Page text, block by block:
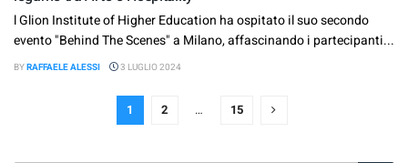
l Glion Institute of Higher Education ha ospitato il suo secondo
evento "Behind The Scenes" a Milano, affascinando i partecipanti...
BYRAFFAELE ALESSI 3 LUGLIO 2024
1 2 … 15